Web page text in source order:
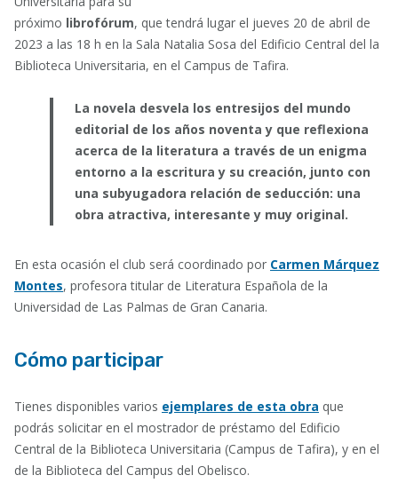
próximo librofórum, que tendrá lugar el jueves 20 de abril de
2023 a las 18 h en la Sala Natalia Sosa del Edificio Central del la
Biblioteca Universitaria, en el Campus de Tafira.
La novela desvela los entresijos del mundo
editorial de los años noventa y que reflexiona
acerca de la literatura a través de un enigma
entorno a la escritura y su creación, junto con
una subyugadora relación de seducción: una
obra atractiva, interesante y muy original.
En esta ocasión el club será coordinado por Carmen Márquez
Montes, profesora titular de Literatura Española de la
Universidad de Las Palmas de Gran Canaria.
Cómo participar
Tienes disponibles varios ejemplares de esta obra que
podrás solicitar en el mostrador de préstamo del Edificio
Central de la Biblioteca Universitaria (Campus de Tafira), y en el
de la Biblioteca del Campus del Obelisco.